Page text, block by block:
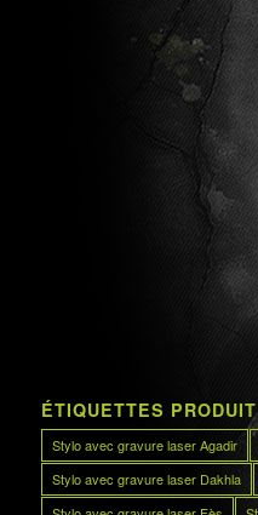
ÉTIQUETTES PRODUIT
Stylo avec gravure laser Agadir
Stylo avec gravure laser Dakhla